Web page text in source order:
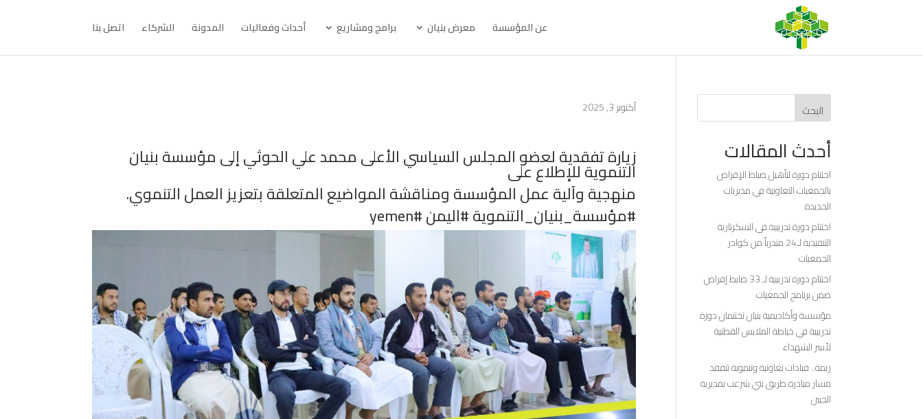
عن المؤسسة معرض بنيان برامج ومشاريع أحداث وفعاليات المدونة الشركاء اتصل بنا
أكتوبر 3, 2025
زيارة تفقدية لعضو المجلس السياسي الأعلى محمد علي الحوثي إلى مؤسسة بنيان
التنموية للإطلاع على
منهجية وآلية عمل المؤسسة ومناقشة المواضيع المتعلقة بتعزيز العمل التنموي.
#مؤسسة_بنيان_التنموية #اليمن #yemen
البحث
أحدث المقالات
اختتام دورة لتأهيل ضباط الإقراض
بالجمعيات التعاونية في مديريات
الحديدة
اختتام دورة تدريبية في السكرتارية
التنفيذية لـ24 متدرباً من كوادر
الجمعيات
اختتام دورة تدريبية لـ 33 ضابط إقراض
ضمن برنامج الجمعيات
مؤسسة وأكاديمية بنيان تختتمان دورة
تدريبية في خياطة الملابس القطنية
لأسر الشهداء
ريمة.. قيادات تعاونية وتنموية تتفقد
مسار مبادرة طريق بني شرعب بمديرية
الجبين